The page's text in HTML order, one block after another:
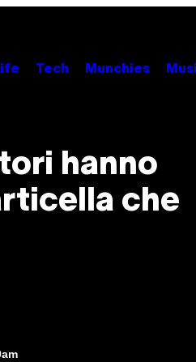
Tech Munchies
hanno
che